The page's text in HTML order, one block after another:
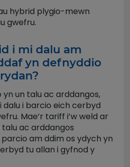
hybrid plygio-mewn
gwefru.
i mi dalu am
yn defnyddio
yn un talu ac arddangos,
dalu i barcio eich cerbyd
Mae’r tariff i’w weld ar
ac arddangos
am ddim os ydych yn
tu allan i gyfnod y